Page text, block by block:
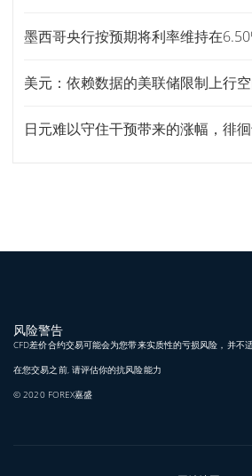
墨西哥央行按预期将利率维持在
美元：依赖数据的美联储限制上行
日元难以守住干预带来的涨幅，徘
风险警告
CFD差价合约交易可能会为您带来实质性的亏损风险，并不
在您交易之前, 请评估你的抗风险能力
© 2020 FOREX嘉盛